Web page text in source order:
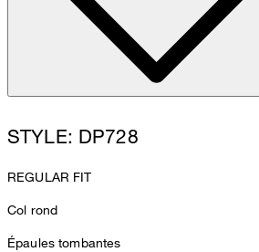
STYLE: DP728
REGULAR FIT
Col rond
Épaules tombantes